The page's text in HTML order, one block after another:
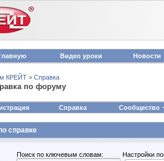
Видео уроки Новости
КРЕЙТ > Справка
по форуму
Справка Сообщество
справке
Поиск по ключевым словам: Настройки